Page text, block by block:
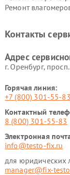
Ремонт
Контакты
Адрес
г. Оренбург,
Горячая линия:
+7 (800) 301-55-83
Контактный
8 (800) 301-55-83
Электронная
info@testo-fix.ru
для юридических
manager@fix-